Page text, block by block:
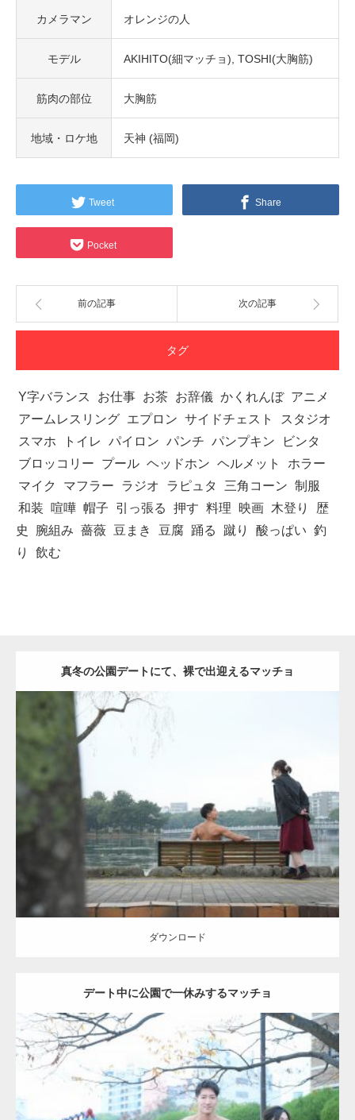
カメラマン オレンジの人
モデル AKIHITO(細マッチョ) TOSHI(大胸筋)
筋肉の部位 大胸筋
地域・ロケ地 天神 (福岡)
Tweet Share
Pocket
前の記事 次の記事
タグ
Y字バランス お仕事 お茶 お辞儀 かくれんぼ アニメ
アームレスリング エプロン サイドチェスト
スタジオ
スマホ
トイレ パイロン パンチ パンプキン
ビンタ
ブロッコリー
プール ヘッドホン ヘルメット
ホラー
マイク
マフラー ラジオ ラピュタ 三角コーン 制服
和装
喧嘩 帽子 引っ張る 押す 料理 映画 木登り
歴
史
腕組み 薔薇 豆まき 豆腐 踊る 蹴り 酸っぱい 釣
り
飲む
真冬の公園デートにて、裸で出迎えるマッチョ
公園のマッチョ AKIHITO(細マッチョ) 背中
ダウンロード
ダウンロード
デート中に公園で一休みするマッチョ
Update:2021.07.6
Category:公園のマッチョ その他 AKIHITO(細マッチョ) 腹筋